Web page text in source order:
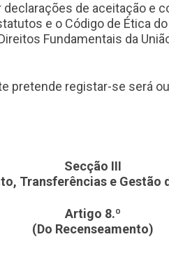
de aceitação e
e o Código de Ética
Fundamentais da
pretende registar-se será
Secção III
Transferências e Gestão
Artigo 8.º
(Do Recenseamento)